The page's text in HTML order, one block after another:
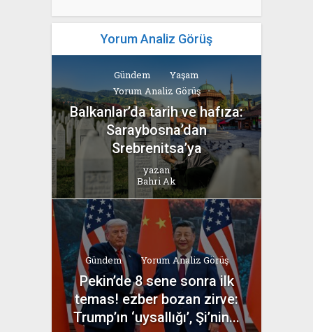
Yorum Analiz Görüş
Gündem
Yaşam
Yorum Analiz Görüş
Balkanlar’da tarih ve hafıza:
Saraybosna’dan
Srebrenitsa’ya
yazan
Bahri Ak
Gündem Yorum Analiz Görüş
Pekin’de 8 sene sonra ilk
temas! ezber bozan zirve:
Trump’ın ‘uysallığı’, Şi’nin...